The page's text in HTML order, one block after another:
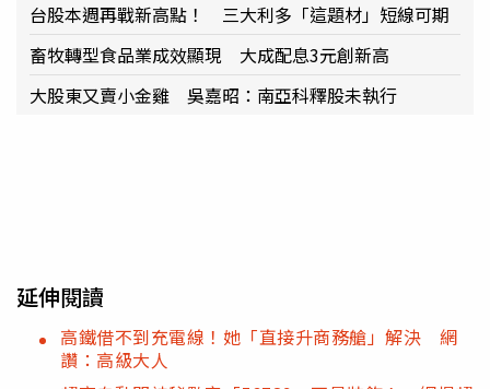
台股本週再戰新高點！ 三大利多「這題材」短線可期
畜牧轉型食品業成效顯現 大成配息3元創新高
大股東又賣小金雞 吳嘉昭：南亞科釋股未執行
延伸閱讀
高鐵借不到充電線！她「直接升商務艙」解決 網
讚：高級大人